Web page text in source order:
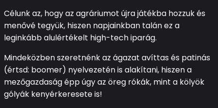
Célunk az, hogy az agráriumot újra játékba hozzuk és
menővé tegyük, hiszen napjainkban talán ez a
leginkább alulértékelt high-tech iparág.
Mindeközben szeretnénk az ágazat avíttas és patinás
(értsd: boomer) nyelvezetén is alakítani, hiszen a
mezőgazdaság épp úgy az öreg rókák, mint a kölyök
gólyák kenyérkeresete is!